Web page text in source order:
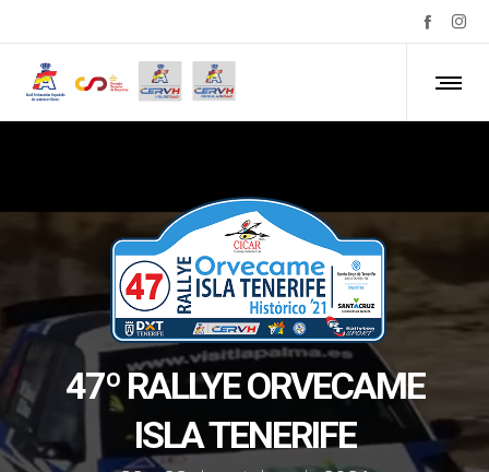
47º RALLYE ORVECAME
ISLA TENERIFE